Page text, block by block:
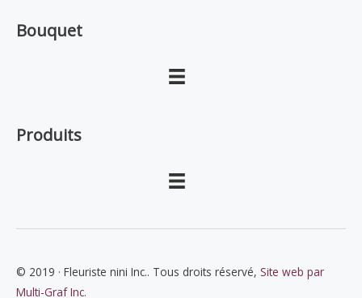
Bouquet
Produits
© 2019 · Fleuriste nini Inc.. Tous droits réservé, Site web par
Multi-Graf Inc.